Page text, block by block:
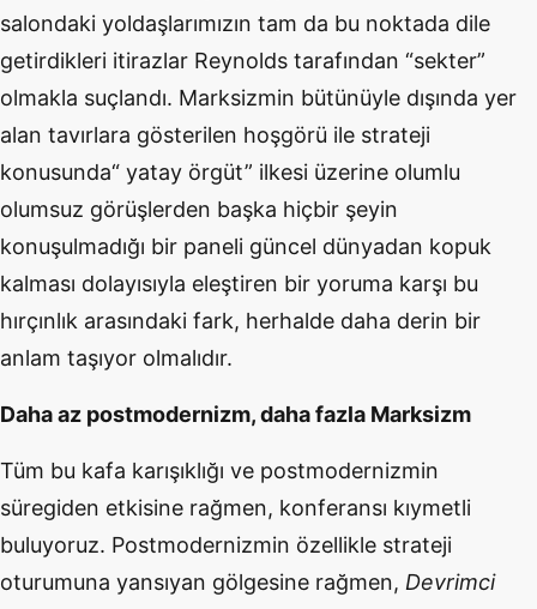
salondaki yoldaşlarımızın tam da bu noktada dile
getirdikleri itirazlar Reynolds tarafından “sekter”
olmakla suçlandı. Marksizmin bütünüyle dışında yer
alan tavırlara gösterilen hoşgörü ile strateji
konusunda“ yatay örgüt” ilkesi üzerine olumlu
olumsuz görüşlerden başka hiçbir şeyin
konuşulmadığı bir paneli güncel dünyadan kopuk
kalması dolayısıyla eleştiren bir yoruma karşı bu
hırçınlık arasındaki fark, herhalde daha derin bir
anlam taşıyor olmalıdır.
Daha az postmodernizm, daha fazla Marksizm
Tüm bu kafa karışıklığı ve postmodernizmin
süregiden etkisine rağmen, konferansı kıymetli
buluyoruz. Postmodernizmin özellikle strateji
oturumuna yansıyan gölgesine rağmen, Devrimci